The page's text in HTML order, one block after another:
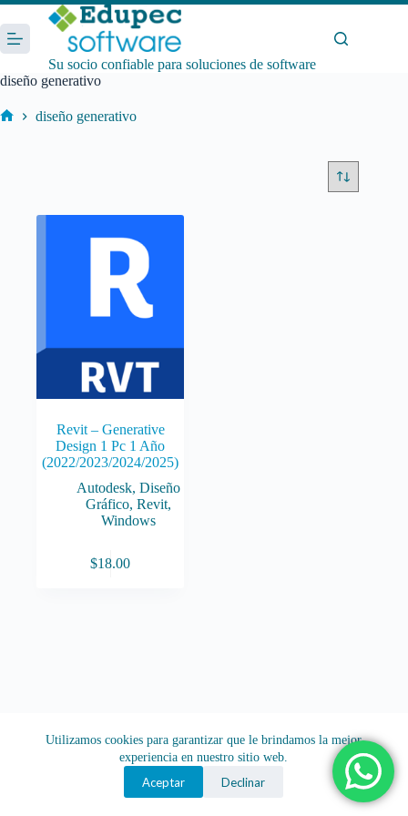
Saltar
al
contenido
Utilizamos cookies para garantizar que le brindamos la mejor
experiencia en nuestro sitio web.
Aceptar Declinar
Su socio confiable para soluciones de software
diseño generativo
diseño generativo
Revit – Generative
Design 1 Pc 1 Año
(2022/2023/2024/2025)
Autodesk,Diseño
Gráfico,Revit,
Windows
$18.00